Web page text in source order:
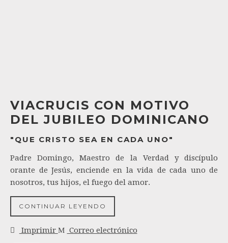
VIACRUCIS CON MOTIVO
DEL JUBILEO DOMINICANO
"QUE CRISTO SEA EN CADA UNO"
Padre Domingo, Maestro de la Verdad y discípulo
orante de Jesús, enciende en la vida de cada uno de
nosotros, tus hijos, el fuego del amor.
CONTINUAR LEYENDO
Imprimir Correo electrónico